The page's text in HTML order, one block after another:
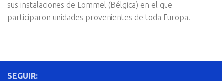
sus instalaciones de Lommel (Bélgica) en el que
participaron unidades provenientes de toda Europa.
SEGUIR: